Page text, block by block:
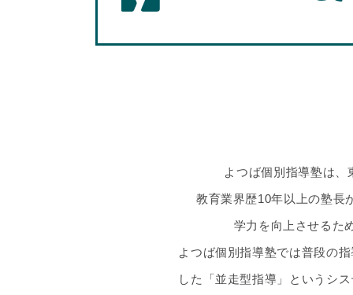
よつば個別指導塾は
教育業界歴10年以上の塾長
学力を向上させるた
よつば個別指導塾では普段の
した「並走型指導」というシ